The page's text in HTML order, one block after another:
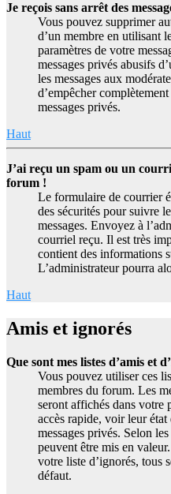
Je reçois sans arrêt des
Vous pouvez supprimer
d’un membre en utilisant
paramètres de votre
messages privés abusifs
les messages aux
d’empêcher
messages privés.
Haut
J’ai reçu un spam ou un
forum !
Le formulaire de courrier
des sécurités pour suivre
messages. Envoyez à
courriel reçu. Il est très
contient des informations
L’administrateur pourra
Haut
Amis et ignorés
Que sont mes listes d’amis et
Vous pouvez utiliser ces
membres du forum. Les
seront affichés dans votre
accès rapide, voir leur
messages privés. Selon
peuvent être mis en
votre liste d’ignorés, tous
défaut.